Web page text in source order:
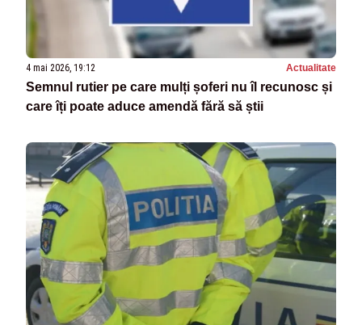
4 mai 2026, 19:12 Actualitate
Semnul rutier pe care mulți șoferi nu îl recunosc și
care îți poate aduce amendă fără să știi